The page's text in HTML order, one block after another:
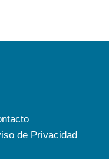
de Privacidad